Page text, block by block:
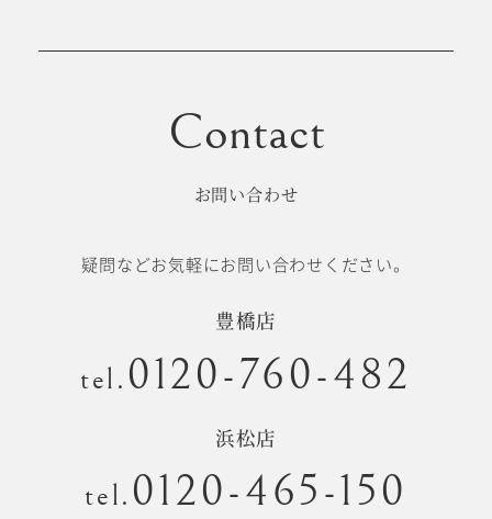
お問い合わせ
疑問などお気軽にお問い合わせください。
豊橋店
tel. 0120-760-482
浜松店
tel. 0120-465-150